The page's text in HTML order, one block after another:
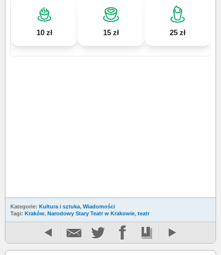
10 zł 15 zł 25 zł
Kategorie: Kultura i sztuka, Wiadomości
Tagi: Kraków, Narodowy Stary Teatr w Krakowie, teatr